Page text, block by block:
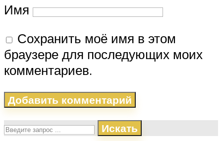
Имя
Сохранить моё имя в этом
браузере для последующих моих
комментариев.
Искать